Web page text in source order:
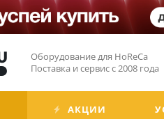
Оборудование для HoReCa
Поставка и сервис с 2008 года
АКЦИИ